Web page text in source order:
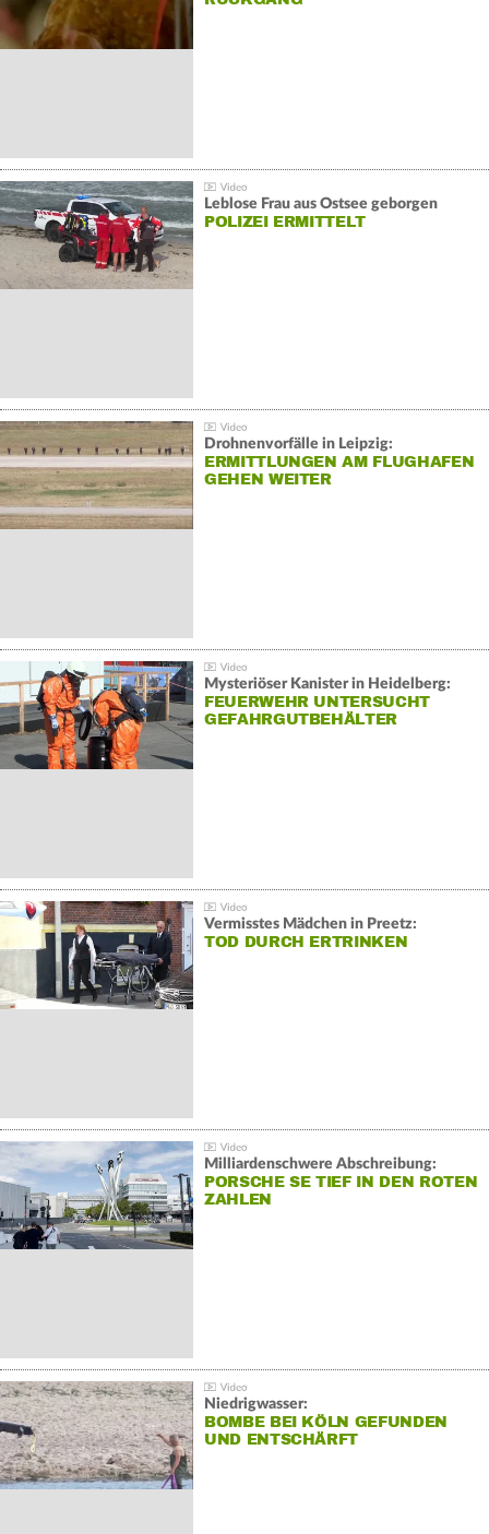
Leblose Frau aus Ostsee geborgen
POLIZEI ERMITTELT
Drohnenvorfälle in Leipzig:
ERMITTLUNGEN AM FLUGHAFEN
GEHEN WEITER
Mysteriöser Kanister in Heidelberg:
FEUERWEHR UNTERSUCHT
GEFAHRGUTBEHÄLTER
Vermisstes Mädchen in Preetz:
TOD DURCH ERTRINKEN
Milliardenschwere Abschreibung:
PORSCHE SE TIEF IN DEN ROTEN
ZAHLEN
Niedrigwasser:
BOMBE BEI KÖLN GEFUNDEN
UND ENTSCHÄRFT